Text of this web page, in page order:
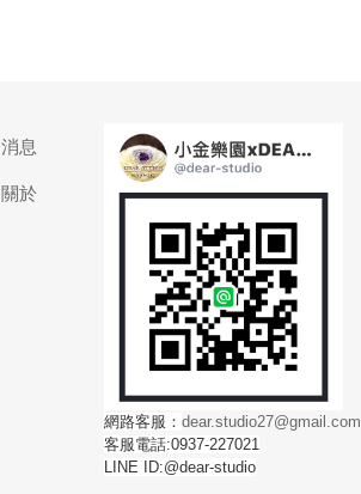
消息
關於
網路客服： dear.studio27@gmail.com
客服電話:0937-227021
LINE ID:@dear-studio